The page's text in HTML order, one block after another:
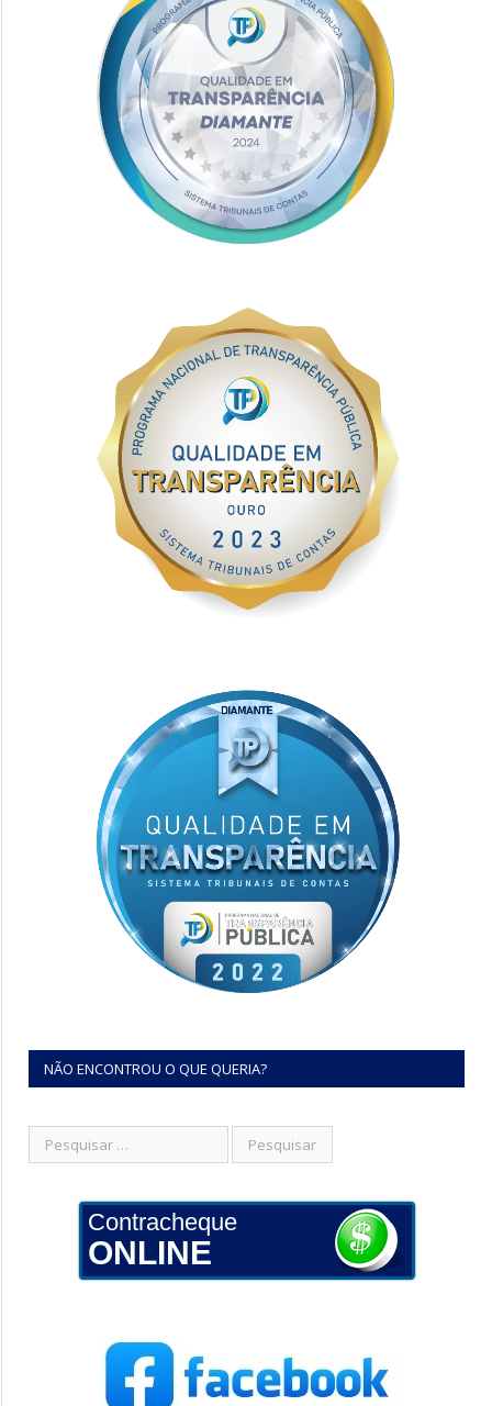
NÃO ENCONTROU O QUE QUERIA?
Contracheque
ONLINE